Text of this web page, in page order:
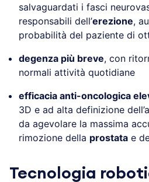
salvaguardati i fasci
responsabili dell’erezione,
probabilità del paziente di
degenza più breve, con
normali attività quotidiane
efficacia anti-oncologica
3D e ad alta definizione
da agevolare la massima
rimozione della prostata e
Tecnologia